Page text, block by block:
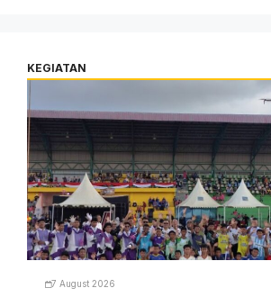
KEGIATAN
7 August 2026